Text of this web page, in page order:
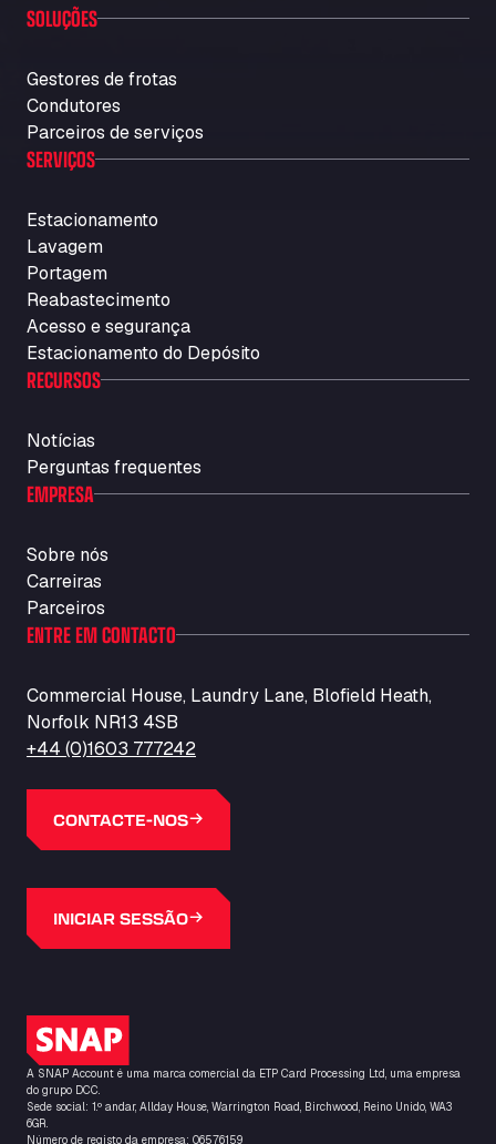
SOLUÇÕES
Gestores de frotas
Condutores
Parceiros de serviços
SERVIÇOS
Estacionamento
Lavagem
Portagem
Reabastecimento
Acesso e segurança
Estacionamento do Depósito
RECURSOS
Notícias
Perguntas frequentes
EMPRESA
Sobre nós
Carreiras
Parceiros
ENTRE EM CONTACTO
Commercial House, Laundry Lane, Blofield Heath,
Norfolk NR13 4SB
+44 (0)1603 777242
CONTACTE-NOS
INICIAR SESSÃO
Logótipo do SNAP
A SNAP Account é uma marca comercial da ETP Card Processing Ltd, uma empresa
do grupo DCC.
Sede social: 1.º andar, Allday House, Warrington Road, Birchwood, Reino Unido, WA3
6GR.
Número de registo da empresa: 06576159